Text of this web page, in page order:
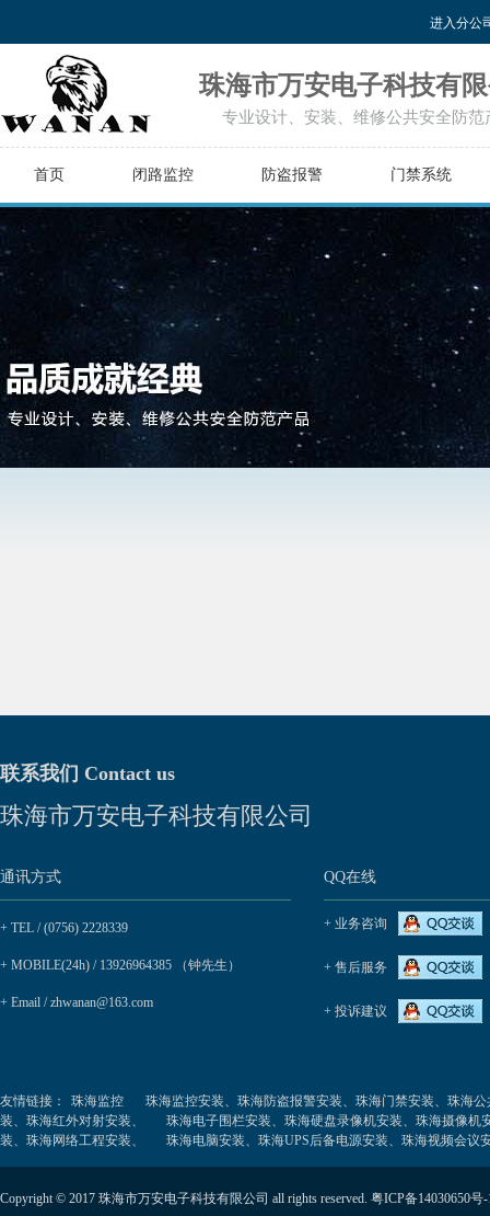
进入分公
珠海市万安电子科技有
专业设计、安装、维修公共安全防范
首页 闭路监控 防盗报警 门禁系统
联系我们 Contact us
珠海市万安电子科技有限公司
通讯方式
+ TEL / (0756) 2228339
+ MOBILE(24h) / 13926964385 （钟先生）
+ Email / zhwanan@163.com
QQ在线
+ 业务咨询
+ 售后服务
+ 投诉建议
友情链接： 珠海监控
珠海监控安装、珠海防盗报警安装、珠海门禁安装、珠海
装、珠海红外对射安装、
珠海电子围栏安装、珠海硬盘录像机安装、珠海摄像
装、珠海网络工程安装、
珠海电脑安装、珠海UPS后备电源安装、珠海视频会
Copyright © 2017 珠海市万安电子科技有限公司 all rights reserved. 粤ICP备14030650号-